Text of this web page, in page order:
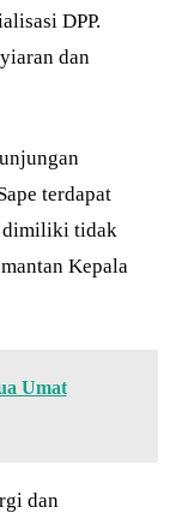
DPP.
dan
terdapat
dimiliki tidak
Kepala
Umat
dan